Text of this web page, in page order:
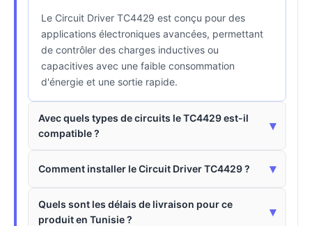
Le Circuit Driver TC4429 est conçu pour des
applications électroniques avancées, permettant
de contrôler des charges inductives ou
capacitives avec une faible consommation
d'énergie et une sortie rapide.
Avec quels types de circuits le TC4429 est-il
compatible ?
▾
Comment installer le Circuit Driver TC4429 ? ▾
Quels sont les délais de livraison pour ce
produit en Tunisie ?
▾